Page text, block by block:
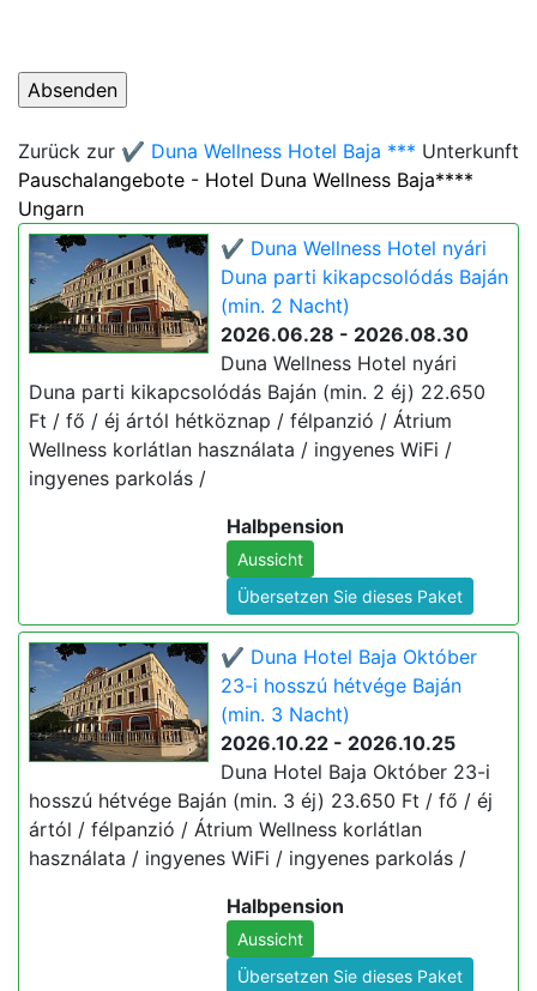
Zurück zur ✔️ Duna Wellness Hotel Baja *** Unterkunft
Pauschalangebote - Hotel Duna Wellness Baja****
Ungarn
✔️ Duna Wellness Hotel nyári
Duna parti kikapcsolódás Baján
(min. 2 Nacht)
2026.06.28 - 2026.08.30
Duna Wellness Hotel nyári
Duna parti kikapcsolódás Baján (min. 2 éj) 22.650
Ft / fő / éj ártól hétköznap / félpanzió / Átrium
Wellness korlátlan használata / ingyenes WiFi /
ingyenes parkolás /
Halbpension
Aussicht
Übersetzen Sie dieses Paket
✔️ Duna Hotel Baja Október
23-i hosszú hétvége Baján
(min. 3 Nacht)
2026.10.22 - 2026.10.25
Duna Hotel Baja Október 23-i
hosszú hétvége Baján (min. 3 éj) 23.650 Ft / fő / éj
ártól / félpanzió / Átrium Wellness korlátlan
használata / ingyenes WiFi / ingyenes parkolás /
Halbpension
Aussicht
Übersetzen Sie dieses Paket